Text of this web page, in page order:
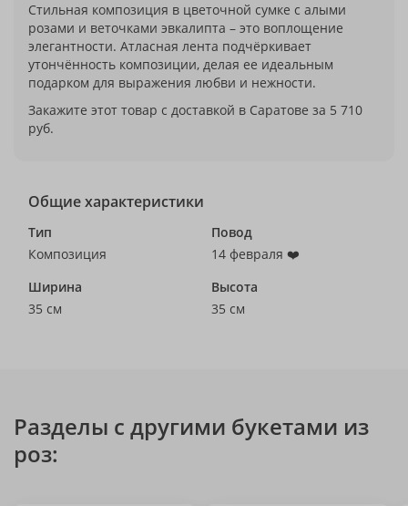
Стильная композиция в цветочной сумке с алыми
розами и веточками эвкалипта – это воплощение
элегантности. Атласная лента подчёркивает
утончённость композиции, делая ее идеальным
подарком для выражения любви и нежности.
Закажите этот товар с доставкой в Саратове за 5 710
руб.
Общие характеристики
Тип
Композиция
Повод
14 февраля ❤️
Ширина
35 см
Высота
35 см
Разделы с другими букетами из
роз: